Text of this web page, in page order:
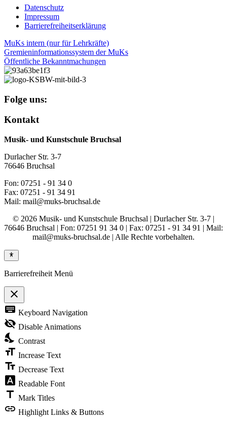
Datenschutz
Impressum
Barrierefreiheitserklärung
MuKs intern (nur für Lehrkräfte)
Gremieninformationssystem der MuKs
Öffentliche Bekanntmachungen
Folge uns:
Kontakt
Musik- und Kunstschule Bruchsal
Durlacher Str. 3-7
76646 Bruchsal
Fon: 07251 - 91 34 0
Fax: 07251 - 91 34 91
Mail: mail@muks-bruchsal.de
© 2026 Musik- und Kunstschule Bruchsal | Durlacher Str. 3-7 |
76646 Bruchsal | Fon: 07251 91 34 0 | Fax: 07251 - 91 34 91 | Mail:
mail@muks-bruchsal.de | Alle Rechte vorbehalten.
Barrierefreiheit Menü
close
Toggle
the
visibility
of
Accessibility
Toolbar
keyboard Keyboard Navigation
visibility_off Disable Animations
nights_stay Contrast
format_size Increase Text
text_fields Decrease Text
font_download Readable Font
title Mark Titles
link Highlight Links & Buttons